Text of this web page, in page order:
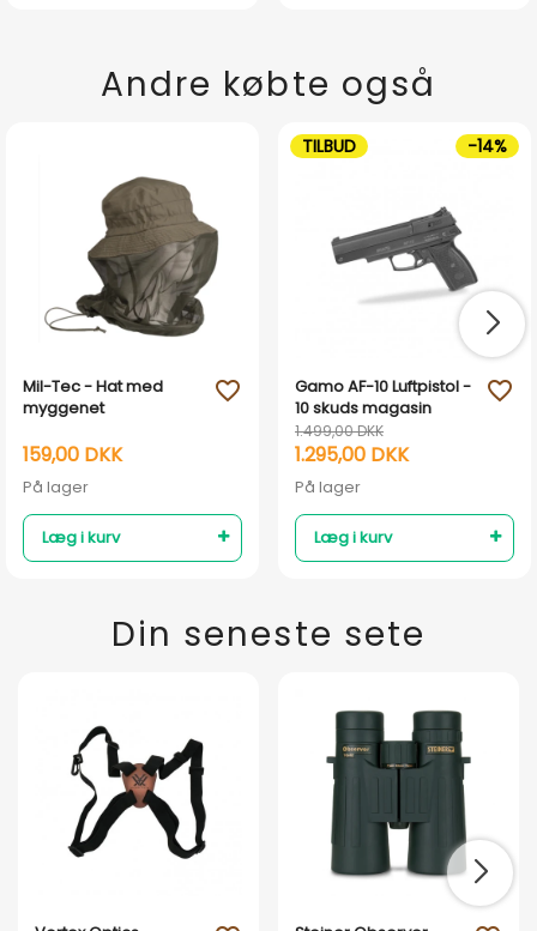
Andre købte også
Mil-Tec - Hat med
myggenet
159,00 DKK
På lager
Læg i kurv
favorite_outline
Gamo AF-10 Luftpistol -
10 skuds magasin
1.499,00 DKK
1.295,00 DKK
På lager
Læg i kurv
favorite_outline
TILBUD -14%
Din seneste sete